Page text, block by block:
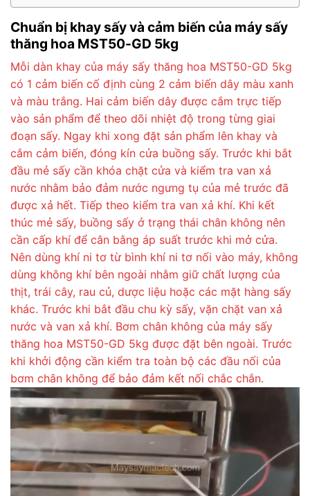
Chuẩn bị khay sấy và cảm biến của máy sấy
thăng hoa MST50-GD 5kg
Mỗi dàn khay của máy sấy thăng hoa MST50-GD 5kg
có 1 cảm biến cố định cùng 2 cảm biến dây màu xanh
và màu trắng. Hai cảm biến dây được cắm trực tiếp
vào sản phẩm để theo dõi nhiệt độ trong từng giai
đoạn sấy. Ngay khi xong đặt sản phẩm lên khay và
cắm cảm biến, đóng kín cửa buồng sấy. Trước khi bắt
đầu mẻ sấy cần khóa chặt cửa và kiểm tra van xả
nước nhằm bảo đảm nước ngưng tụ của mẻ trước đã
được xả hết. Tiếp theo kiểm tra van xả khí. Khi kết
thúc mẻ sấy, buồng sấy ở trạng thái chân không nên
cần cấp khí để cân bằng áp suất trước khi mở cửa.
Nên dùng khí ni tơ từ bình khí ni tơ nối vào máy, không
dùng không khí bên ngoài nhằm giữ chất lượng của
thịt, trái cây, rau củ, dược liệu hoặc các mặt hàng sấy
khác. Trước khi bắt đầu chu kỳ sấy, vặn chặt van xả
nước và van xả khí. Bơm chân không của máy sấy
thăng hoa MST50-GD 5kg được đặt bên ngoài. Trước
khi khởi động cần kiểm tra toàn bộ các đầu nối của
bơm chân không để bảo đảm kết nối chắc chắn.